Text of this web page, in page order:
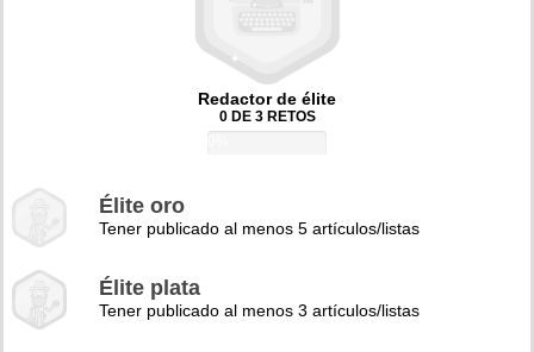
Redactor de élite
0 DE 3 RETOS
Élite oro
Tener publicado al menos 5 artículos/listas
Élite plata
Tener publicado al menos 3 artículos/listas